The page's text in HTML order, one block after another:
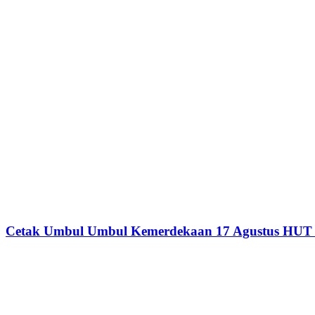
Cetak Umbul Umbul Kemerdekaan 17 Agustus